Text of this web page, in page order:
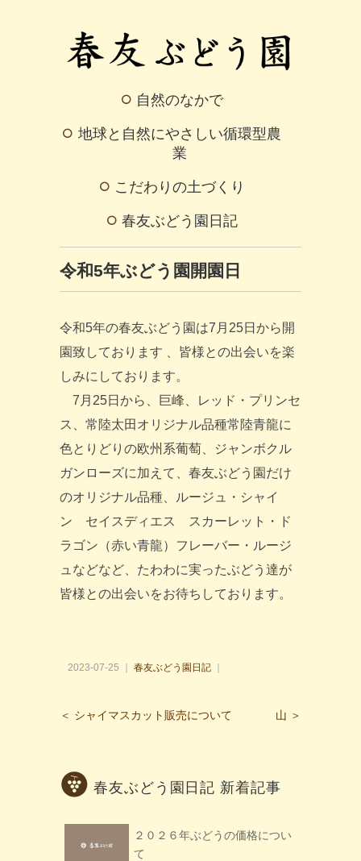
自然のなかで
地球と自然にやさしい循環型農
業
こだわりの土づくり
春友ぶどう園日記
令和5年ぶどう園開園日
令和5年の春友ぶどう園は7月25日から開
園致しております 、皆様との出会いを楽
しみにしております。
7月25日から、巨峰、レッド・プリンセ
ス、常陸太田オリジナル品種常陸青龍に
色とりどりの欧州系葡萄、ジャンボクル
ガンローズに加えて、春友ぶどう園だけ
のオリジナル品種、ルージュ・シャイ
ン セイスディエス スカーレット・ド
ラゴン（赤い青龍）フレーバー・ルージ
ュなどなど、たわわに実ったぶどう達が
皆様との出会いをお待ちしております。
2023-07-25 ｜ 春友ぶどう園日記 ｜
＜ シャイマスカット販売について 山 ＞
春友ぶどう園日記 新着記事
２０２６年ぶどうの価格につい
て